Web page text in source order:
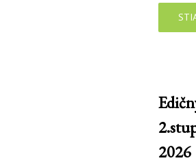
2026